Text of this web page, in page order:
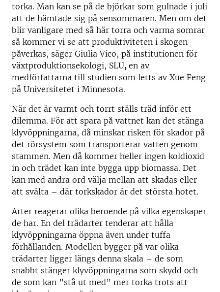
torka. Man kan se på de björkar som gulnade i juli
att de hämtade sig på sensommaren. Men om det
blir vanligare med så här torra och varma somrar
så kommer vi se att produktiviteten i skogen
påverkas, säger Giulia Vico, på institutionen för
växtproduktionsekologi, SLU, en av
medförfattarna till studien som letts av Xue Feng
på Universitetet i Minnesota.
När det är varmt och torrt ställs träd inför ett
dilemma. För att spara på vattnet kan det stänga
klyvöppningarna, då minskar risken för skador på
det rörsystem som transporterar vatten genom
stammen. Men då kommer heller ingen koldioxid
in och trädet kan inte bygga upp biomassa. Det
kan med andra ord välja mellan att skadas eller
att svälta – där torkskador är det största hotet.
Arter reagerar olika beroende på vilka egenskaper
de har. En del trädarter tenderar att hålla
klyvöppningarna öppna även under tuffa
förhållanden. Modellen bygger på var olika
trädarter ligger längs denna skala – de som
snabbt stänger klyvöppningarna som skydd och
de som kan ”stå ut med” mer torka trots att